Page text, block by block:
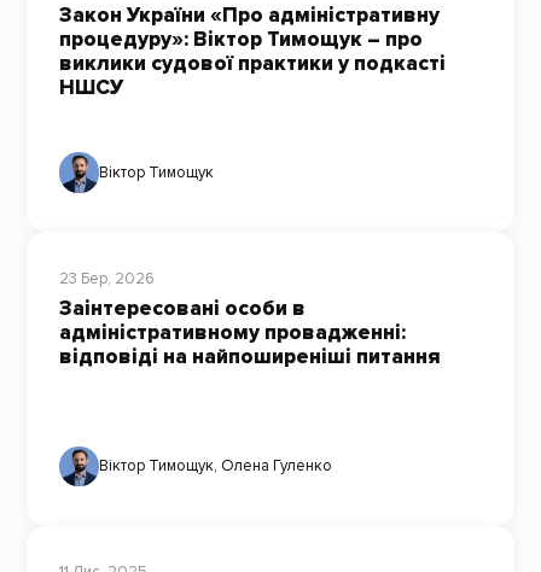
Закон України «Про адміністративну
процедуру»: Віктор Тимощук – про
виклики судової практики у подкасті
НШСУ
Віктор Тимощук
23 Бер, 2026
Заінтересовані особи в
адміністративному провадженні:
відповіді на найпоширеніші питання
Віктор Тимощук, Олена Гуленко